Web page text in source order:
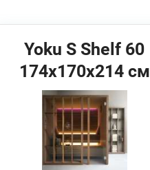
Yoku S Shelf 60
174x170x214 см
EFFEGIBI Био-
сауна